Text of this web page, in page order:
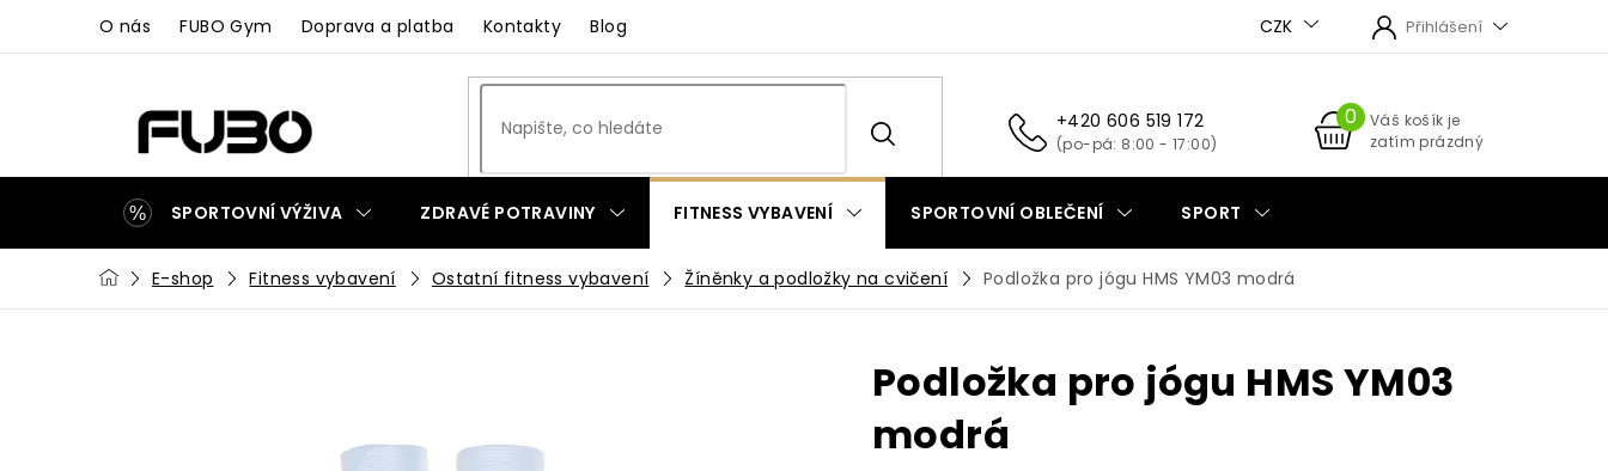
obsah
O nás FUBO Gym Doprava a platba Kontakty Blog CZK Přihlášení
+420 606 519 172
NÁKUPNÍ
KOŠÍK
Váš košík je
zatím prázdný
SPORTOVNÍ VÝŽIVA ZDRAVÉ POTRAVINY FITNESS VYBAVENÍ SPORTOVNÍ OBLEČENÍ SPORT
ZAKÁZKOVÁ VÝROBA
DomůE-shop Fitness vybavení Ostatní fitness vybavení Žíněnky a podložky na cvičení Podložka pro jógu HMS YM03 modrá
Podložka pro jógu HMS YM03
modrá